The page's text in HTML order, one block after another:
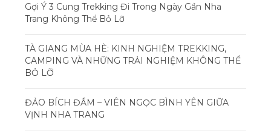
Gợi Ý 3 Cung Trekking Đi Trong Ngày Gần Nha
Trang Không Thể Bỏ Lỡ
TÀ GIANG MÙA HÈ: KINH NGHIỆM TREKKING,
CAMPING VÀ NHỮNG TRẢI NGHIỆM KHÔNG THỂ
BỎ LỠ
ĐẢO BÍCH ĐẦM – VIÊN NGỌC BÌNH YÊN GIỮA
VỊNH NHA TRANG